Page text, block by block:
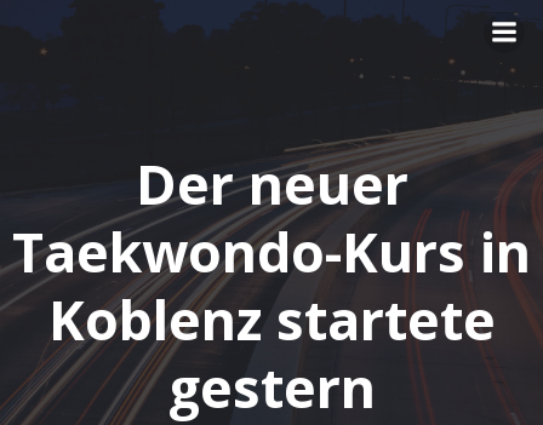
Zum
Der neuer
Taekwondo-Kurs in
Koblenz startete
gestern